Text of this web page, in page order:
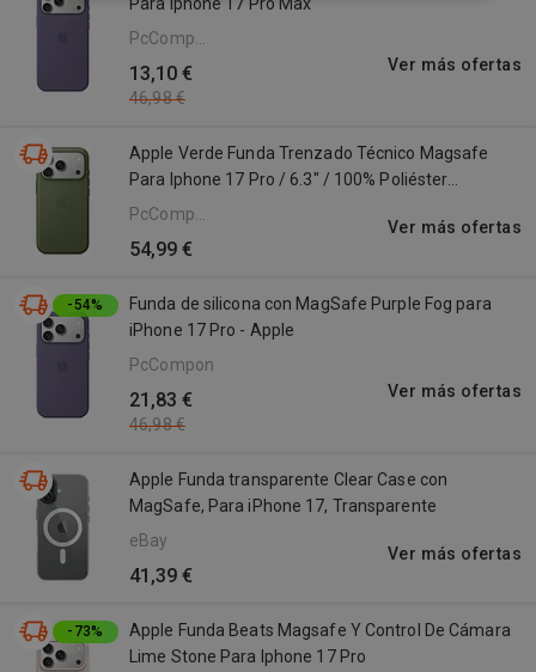
PcComponentes
ES
13,10 €
46,98 €
Ver más ofertas
Apple Verde Funda Trenzado Técnico Magsafe
Para Iphone 17 Pro / 6.3" / 100% Poliéster
Reciclado
PcComponentes
ES
54,99 €
Ver más ofertas
-54%
Funda de silicona con MagSafe Purple Fog para
iPhone 17 Pro - Apple
PcComponentes
21,83 €
46,98 €
Ver más ofertas
Apple Funda transparente Clear Case con
MagSafe, Para iPhone 17, Transparente
eBay
41,39 €
Ver más ofertas
-73%
Apple Funda Beats Magsafe Y Control De Cámara
Lime Stone Para Iphone 17 Pro